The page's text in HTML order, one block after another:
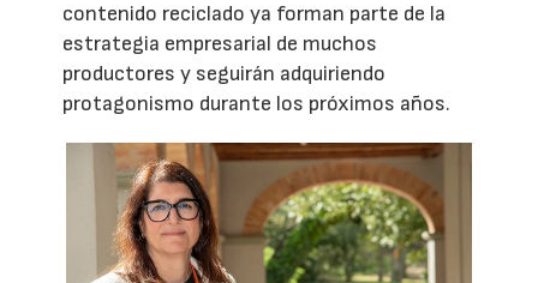
contenido reciclado ya forman parte de la
estrategia empresarial de muchos
productores y seguirán adquiriendo
protagonismo durante los próximos años.